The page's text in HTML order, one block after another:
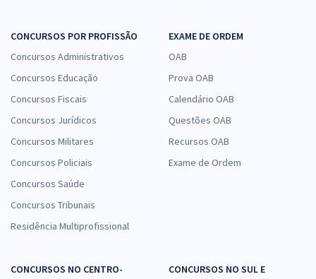
CONCURSOS POR PROFISSÃO
Concursos Administrativos
Concursos Educação
Concursos Fiscais
Concursos Jurídicos
Concursos Militares
Concursos Policiais
Concursos Saúde
Concursos Tribunais
Residência Multiprofissional
EXAME DE ORDEM
OAB
Prova OAB
Calendário OAB
Questões OAB
Recursos OAB
Exame de Ordem
CONCURSOS NO CENTRO-
CONCURSOS NO SUL E